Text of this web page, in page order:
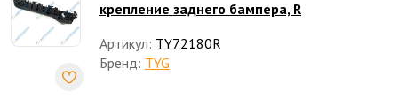
крепление заднего бампера, R
Артикул: TY72180R
Бренд: TYG